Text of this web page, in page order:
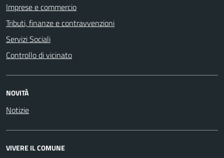
Imprese e commercio
Tributi, finanze e contravvenzioni
Servizi Sociali
Controllo di vicinato
NOVITÀ
Notizie
VIVERE IL COMUNE